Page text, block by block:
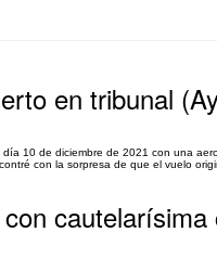
en tribunal
10 de diciembre de 2021 con una
con la sorpresa de que el vuelo